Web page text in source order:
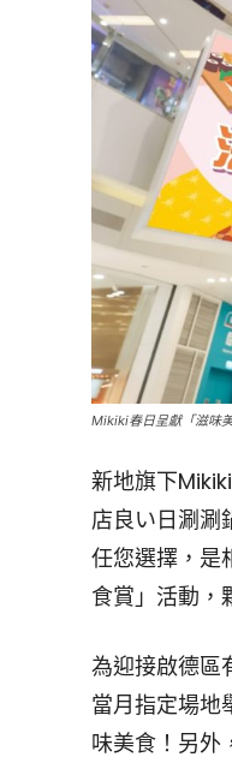
Mikiki春日呈獻「滋味
新地旗下
店良い日涮涮
任您選擇，是
食賞」活動，
為迎接啟德區
當月指定場地
味美食！另外